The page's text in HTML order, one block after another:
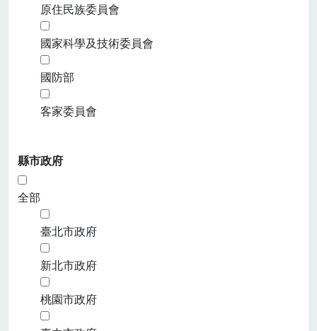
原住民族委員會
國家科學及技術委員會
國防部
客家委員會
縣市政府
全部
臺北市政府
新北市政府
桃園市政府